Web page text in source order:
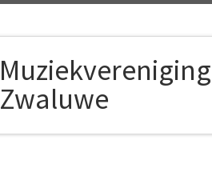
Zwaluwe